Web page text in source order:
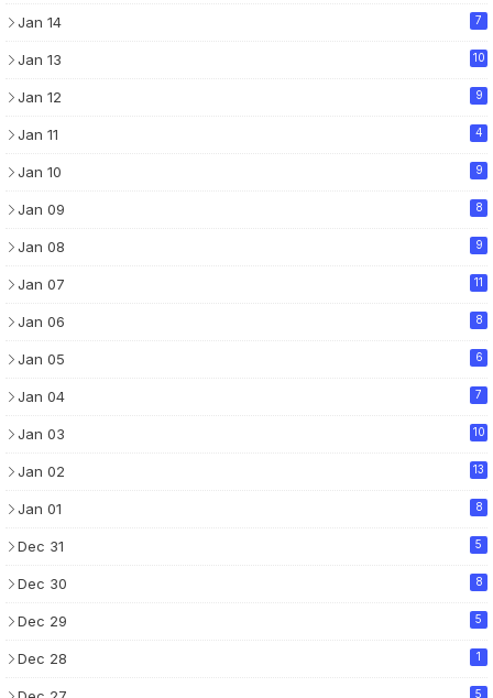
Jan 14 7
Jan 13 10
Jan 12 9
Jan 11 4
Jan 10 9
Jan 09 8
Jan 08 9
Jan 07 11
Jan 06 8
Jan 05 6
Jan 04 7
Jan 03 10
Jan 02 13
Jan 01 8
Dec 31 5
Dec 30 8
Dec 29 5
Dec 28 1
5